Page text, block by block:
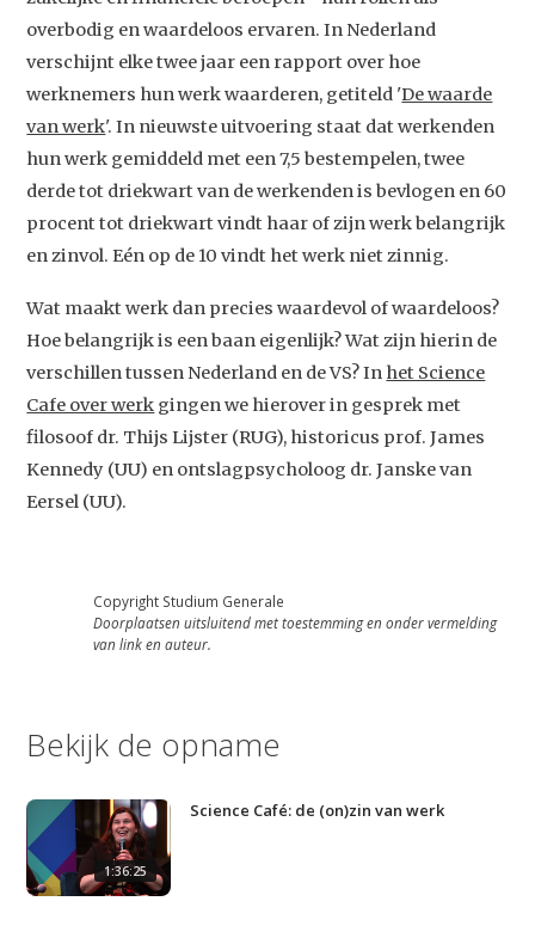
Studium Generale
Home
Agenda
Artikelen
Contact
overbodig en waardeloos ervaren. In Nederland
verschijnt elke twee jaar een rapport over hoe
werknemers hun werk waarderen, getiteld 'De waarde
van werk'. In nieuwste uitvoering staat dat werkenden
hun werk gemiddeld met een 7,5 bestempelen, twee
derde tot driekwart van de werkenden is bevlogen en 60
procent tot driekwart vindt haar of zijn werk belangrijk
en zinvol. Eén op de 10 vindt het werk niet zinnig.
Wat maakt werk dan precies waardevol of waardeloos?
Hoe belangrijk is een baan eigenlijk? Wat zijn hierin de
verschillen tussen Nederland en de VS? In het Science
Cafe over werk gingen we hierover in gesprek met
filosoof dr. Thijs Lijster (RUG), historicus prof. James
Kennedy (UU) en ontslagpsycholoog dr. Janske van
Eersel (UU).
Copyright Studium Generale
Doorplaatsen uitsluitend met toestemming en onder vermelding
van link en auteur.
Bekijk de opname
1:36:25
Science Café: de (on)zin van werk